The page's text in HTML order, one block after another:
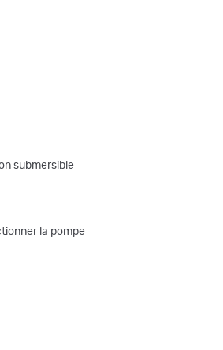
submersible
la pompe